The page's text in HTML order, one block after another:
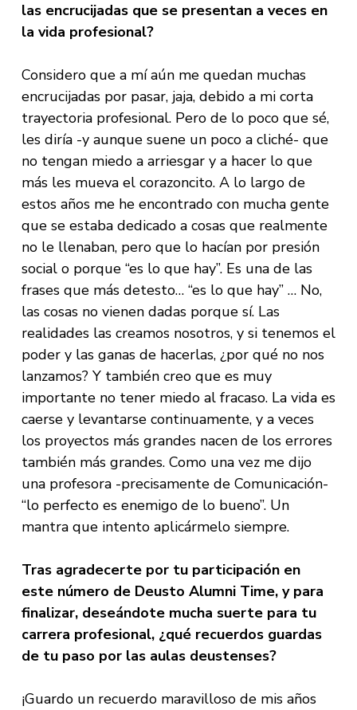
las encrucijadas que se presentan a veces en
la vida profesional?
Considero que a mí aún me quedan muchas
encrucijadas por pasar, jaja, debido a mi corta
trayectoria profesional. Pero de lo poco que sé,
les diría -y aunque suene un poco a cliché- que
no tengan miedo a arriesgar y a hacer lo que
más les mueva el corazoncito. A lo largo de
estos años me he encontrado con mucha gente
que se estaba dedicado a cosas que realmente
no le llenaban, pero que lo hacían por presión
social o porque “es lo que hay”. Es una de las
frases que más detesto… “es lo que hay” … No,
las cosas no vienen dadas porque sí. Las
realidades las creamos nosotros, y si tenemos el
poder y las ganas de hacerlas, ¿por qué no nos
lanzamos? Y también creo que es muy
importante no tener miedo al fracaso. La vida es
caerse y levantarse continuamente, y a veces
los proyectos más grandes nacen de los errores
también más grandes. Como una vez me dijo
una profesora -precisamente de Comunicación-
“lo perfecto es enemigo de lo bueno”. Un
mantra que intento aplicármelo siempre.
Tras agradecerte por tu participación en
este número de Deusto Alumni Time, y para
finalizar, deseándote mucha suerte para tu
carrera profesional, ¿qué recuerdos guardas
de tu paso por las aulas deustenses?
¡Guardo un recuerdo maravilloso de mis años